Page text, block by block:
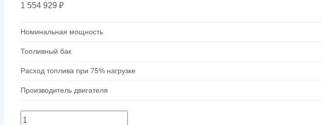
1 554 929 ₽
Номинальная мощность
Топливный бак
Расход топлива при 75% нагрузке
Производитель двигателя
Количество